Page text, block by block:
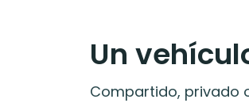
Un
Compartido, privado